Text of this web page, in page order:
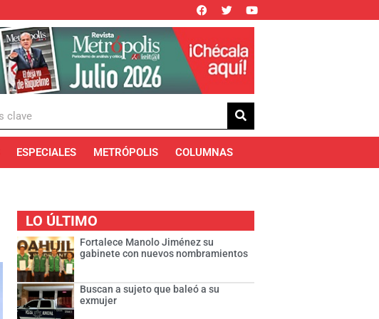
ESPECIALES METRÓPOLIS COLUMNAS
LO ÚLTIMO
Fortalece Manolo Jiménez su
gabinete con nuevos nombramientos
Buscan a sujeto que baleó a su
exmujer